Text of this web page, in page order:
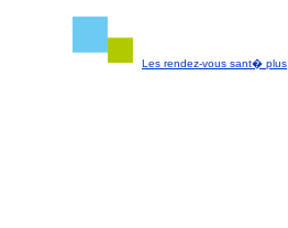
Les rendez-vous sant� plus